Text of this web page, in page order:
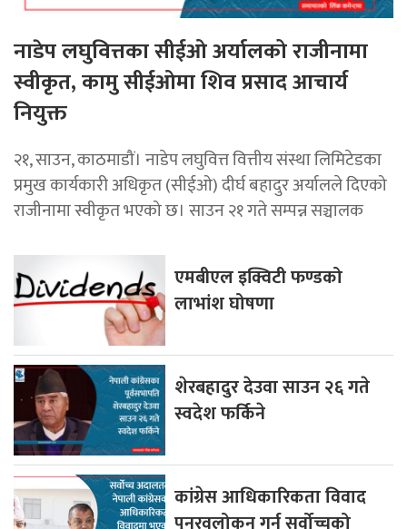
नाडेप लघुवित्तका सीईओ अर्यालको राजीनामा
स्वीकृत, कामु सीईओमा शिव प्रसाद आचार्य
नियुक्त
२१, साउन, काठमाडौं। नाडेप लघुवित्त वित्तीय संस्था लिमिटेडका
प्रमुख कार्यकारी अधिकृत (सीईओ) दीर्घ बहादुर अर्यालले दिएको
राजीनामा स्वीकृत भएको छ। साउन २१ गते सम्पन्न सञ्चालक
एमबीएल इक्विटी फण्डको
लाभांश घोषणा
शेरबहादुर देउवा साउन २६ गते
स्वदेश फर्किने
कांग्रेस आधिकारिकता विवाद